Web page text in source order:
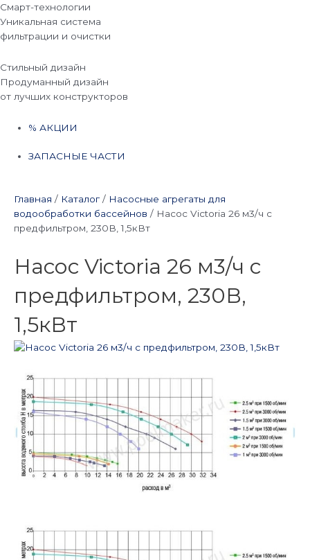
Смарт-технологии
Уникальная система
фильтрации и очистки
Стильный дизайн
Продуманный дизайн
от лучших конструкторов
% АКЦИИ
ЗАПАСНЫЕ ЧАСТИ
Главная / Каталог / Насосные агрегаты для
водообработки бассейнов / Насос Victoria 26 м3/ч с
предфильтром, 230В, 1,5кВт
Насос Victoria 26 м3/ч с
предфильтром, 230В,
1,5кВт